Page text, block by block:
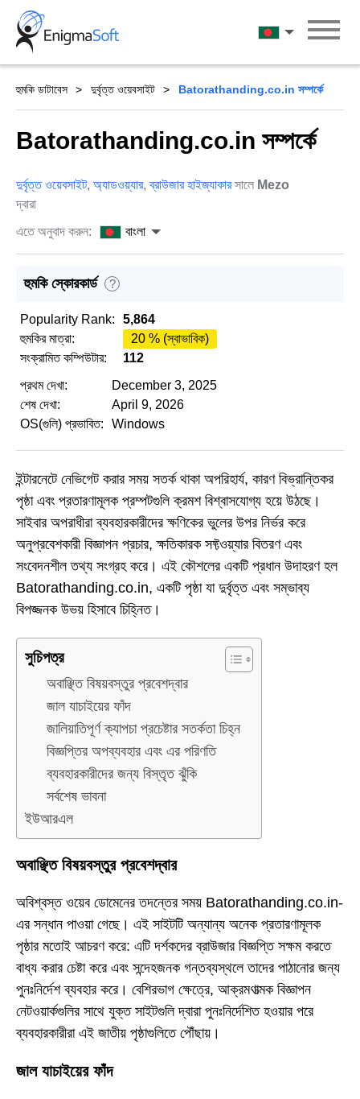
Skip
content
বাংলা
হুমকি ডাটাবেস দুর্বৃত্ত ওয়েবসাইট Batorathanding.co.in সম্পর্কে
Batorathanding.co.in সম্পর্কে
দুর্বৃত্ত ওয়েবসাইট, অ্যাডওয়্যার,ব্রাউজার হাইজ্যাকারসালে Mezo
দ্বারা
এতে অনুবাদ করুন:
বাংলা
হুমকি স্কোরকার্ড ?
Popularity Rank:
5,864
হুমকির মাত্রা:
20 % (স্বাভাবিক)
সংক্রামিত কম্পিউটার:
112
প্রথম দেখা:
December 3, 2025
শেষ দেখা:
April 9, 2026
OS(গুলি) প্রভাবিত:
Windows
ইন্টারনেটে নেভিগেট করার সময় সতর্ক থাকা অপরিহার্য, কারণ বিভ্রান্তিকর
পৃষ্ঠা এবং প্রতারণামূলক প্রম্পটগুলি ক্রমশ বিশ্বাসযোগ্য হয়ে উঠছে।
সাইবার অপরাধীরা ব্যবহারকারীদের ক্ষণিকের ভুলের উপর নির্ভর করে
অনুপ্রবেশকারী বিজ্ঞাপন প্রচার, ক্ষতিকারক সফ্টওয়্যার বিতরণ এবং
সংবেদনশীল তথ্য সংগ্রহ করে। এই কৌশলের একটি প্রধান উদাহরণ হল
Batorathanding.co.in, একটি পৃষ্ঠা যা দুর্বৃত্ত এবং সম্ভাব্য
বিপজ্জনক উভয় হিসাবে চিহ্নিত।
সুচিপত্র
অবাঞ্ছিত বিষয়বস্তুর প্রবেশদ্বার
জাল যাচাইয়ের ফাঁদ
জালিয়াতিপূর্ণ ক্যাপচা প্রচেষ্টার সতর্কতা চিহ্ন
বিজ্ঞপ্তির অপব্যবহার এবং এর পরিণতি
ব্যবহারকারীদের জন্য বিস্তৃত ঝুঁকি
সর্বশেষ ভাবনা
ইউআরএল
অবাঞ্ছিত বিষয়বস্তুর প্রবেশদ্বার
অবিশ্বস্ত ওয়েব ডোমেনের তদন্তের সময় Batorathanding.co.in-
এর সন্ধান পাওয়া গেছে। এই সাইটটি অন্যান্য অনেক প্রতারণামূলক
পৃষ্ঠার মতোই আচরণ করে: এটি দর্শকদের ব্রাউজার বিজ্ঞপ্তি সক্ষম করতে
বাধ্য করার চেষ্টা করে এবং সন্দেহজনক গন্তব্যস্থলে তাদের পাঠানোর জন্য
পুনঃনির্দেশ ব্যবহার করে। বেশিরভাগ ক্ষেত্রে, আক্রমণাত্মক বিজ্ঞাপন
নেটওয়ার্কগুলির সাথে যুক্ত সাইটগুলি দ্বারা পুনঃনির্দেশিত হওয়ার পরে
ব্যবহারকারীরা এই জাতীয় পৃষ্ঠাগুলিতে পৌঁছায়।
জাল যাচাইয়ের ফাঁদ